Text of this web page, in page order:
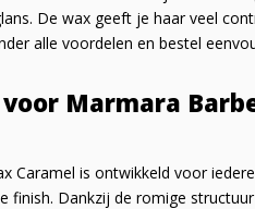
De wax geeft je haar veel
alle voordelen en bestel
Marmara
Caramel is ontwikkeld voor
finish. Dankzij de romige